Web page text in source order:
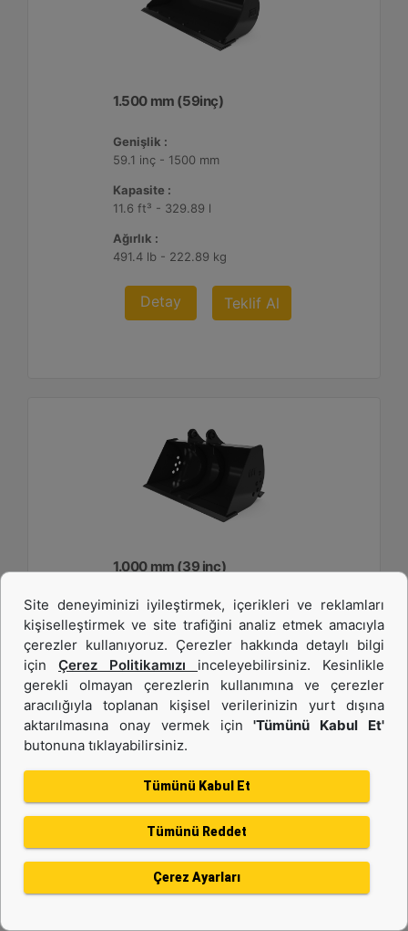
1.500 mm (59inç)
Genişlik :
59.1 inç - 1500 mm
Kapasite :
11.6 ft³ - 329.89 l
Ağırlık :
491.4 lb - 222.89 kg
Detay Teklif Al
1.000 mm (39 inç)
Genişlik :
39.4 inç - 1000 mm
Kapasite :
6 ft³ - 169.89 l
Ağırlık :
258.6 lb - 117.3 kg
Detay Teklif Al
Site deneyiminizi iyileştirmek, içerikleri ve reklamları
kişiselleştirmek ve site trafiğini analiz etmek amacıyla
çerezler kullanıyoruz. Çerezler hakkında detaylı bilgi
için Çerez Politikamızı inceleyebilirsiniz. Kesinlikle
gerekli olmayan çerezlerin kullanımına ve çerezler
aracılığıyla toplanan kişisel verilerinizin yurt dışına
aktarılmasına onay vermek için'Tümünü Kabul Et'
butonuna tıklayabilirsiniz.
Tümünü Kabul Et
Tümünü Reddet
Çerez Ayarları